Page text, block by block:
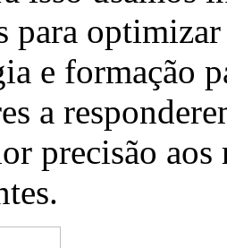
para
e formação
a
precisão